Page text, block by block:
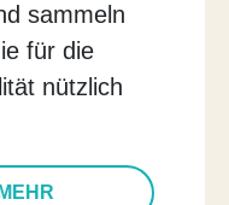
sammeln
für die
nützlich